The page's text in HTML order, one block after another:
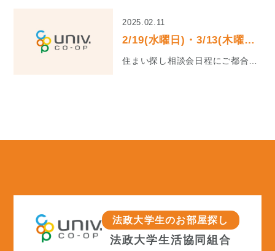
2025.02.11
2/19(水曜日)・3/13(木曜日)、市ヶ谷キャンパス常駐ブースを開設します。
法政大学生のお部屋探し
法政大学生活協同組合